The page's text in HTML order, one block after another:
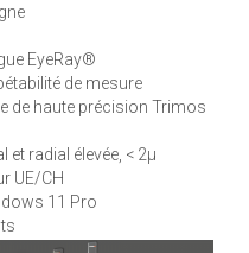
EyeRay®
de mesure
de haute précision Trimos
radial élevée, < 2µ
UE/CH
11 Pro